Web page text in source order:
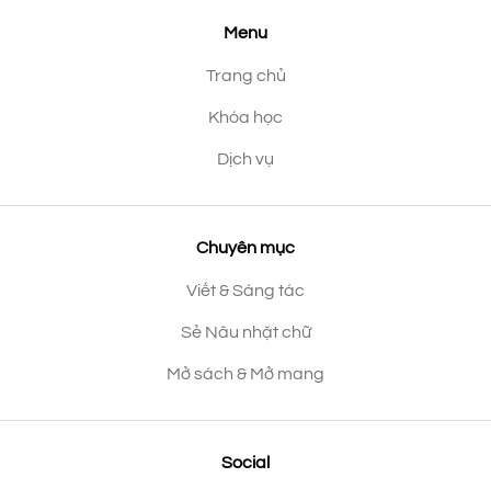
Menu
Trang chủ
Khóa học
Dịch vụ
Chuyên mục
Viết & Sáng tác
Sẻ Nâu nhặt chữ
Mở sách & Mở mang
Social